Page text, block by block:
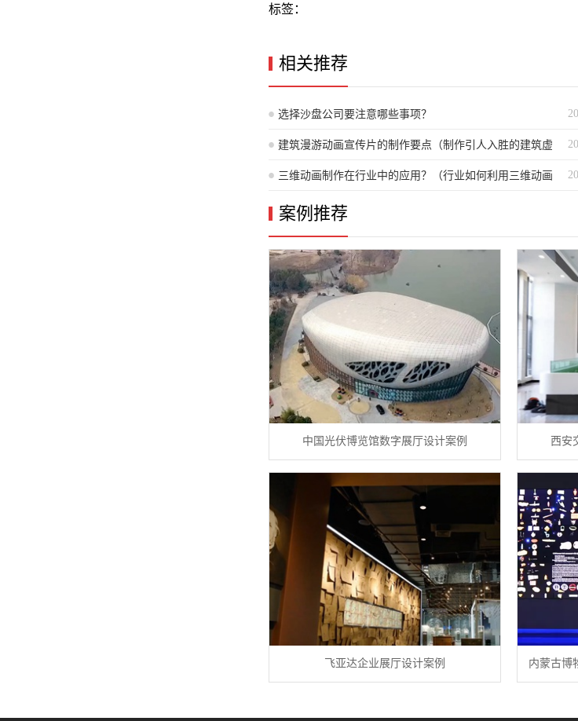
标签：
相关推荐
选择沙盘公司要注意哪些事项？
建筑漫游动画宣传片的制作要点（制作引人入胜的建筑虚
拟导览视频指南）
三维动画制作在行业中的应用？（行业如何利用三维动画
技术进行创作与实践）
案例推荐
中国光伏博览馆数字展厅设计案例 西安
飞亚达企业展厅设计案例 内蒙古博